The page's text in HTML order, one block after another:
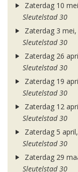
Zaterdag 10
Sleutelstad 30
Zaterdag 3
Sleutelstad 30
Zaterdag 26
Sleutelstad 30
Zaterdag 19
Sleutelstad 30
Zaterdag 12
Sleutelstad 30
Zaterdag 5
Sleutelstad 30
Zaterdag 29
Sleutelstad 30